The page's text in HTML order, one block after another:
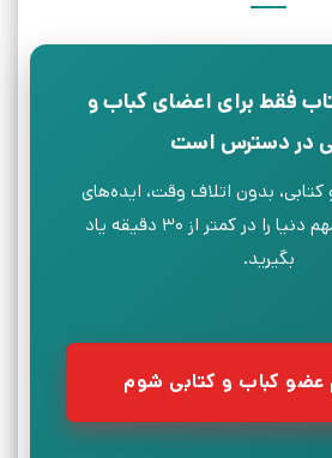
فقط برای اعضای کباب و
در دسترس است
بدون اتلاف وقت، ایده‌های
اصلی کتاب‌های مهم دنیا را در کمتر از ۳۰ دقیقه یاد
بگیرید.
کباب و کتابی شوم